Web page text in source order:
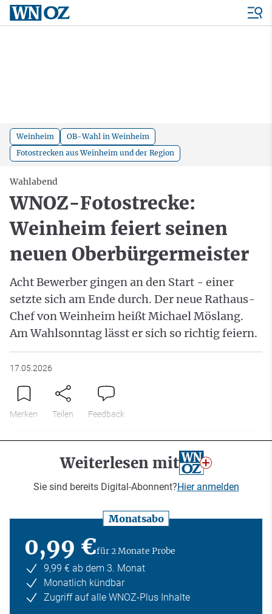
Weinheim
OB-Wahl in Weinheim
Fotostrecken aus Weinheim und der Region
Wahlabend
WNOZ-Fotostrecke:
Weinheim feiert seinen
neuen Oberbürgermeister
Acht Bewerber gingen an den Start - einer
setzte sich am Ende durch. Der neue Rathaus-
Chef von Weinheim heißt Michael Möslang.
Am Wahlsonntag lässt er sich so richtig feiern.
17.05.2026
Merken Teilen Feedback
Weiterlesen mit
Sie sind bereits Digital-Abonnent?Hier anmelden
Monatsabo
0,99 €für 2 Monate Probe
9,99 € ab dem 3. Monat
Monatlich kündbar
Zugriff auf alle WNOZ-Plus Inhalte